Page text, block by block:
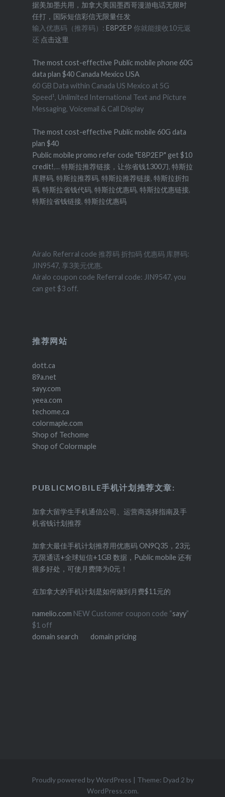
据美加墨共用，加拿大美国墨西哥漫游电话无限时
任打，国际短信彩信无限量任发
输入优惠码（推荐码）: E8P2EP 你就能接收10元返
还 点击这里
The most cost-effective Public mobile phone 60G
data plan $40 Canada Mexico USA
60 GB Data within Canada US Mexico at 5G
Speed¹, Unlimited International Text and Picture
Messaging, Voicemail & Call Display
The most cost-effective Public mobile 60G data
plan $40
Public mobile promo refer code "E8P2EP" get $10
credit!,... 特斯拉推荐链接，让你省钱1300刀, 特斯拉
库胖码, 特斯拉推荐码, 特斯拉推荐链接, 特斯拉折扣
码, 特斯拉省钱代码, 特斯拉优惠码, 特斯拉优惠链接,
特斯拉省钱链接, 特斯拉优惠码
Airalo Referral code 推荐码 折扣码 优惠码 库胖码:
JIN9547, 享3美元优惠.
Airalo coupon code Referral code: JIN9547. you
can get $3 off.
推荐网站
dott.ca
89a.net
sayy.com
yeea.com
techome.ca
colormaple.com
Shop of Techome
Shop of Colormaple
PUBLICMOBILE手机计划推荐文章:
加拿大留学生手机通信公司、运营商选择指南及手
机省钱计划推荐
加拿大最佳手机计划推荐用优惠码 ON9Q35，23元
无限通话+全球短信+1GB 数据，Public mobile 还有
很多好处，可使月费降为0元！
在加拿大的手机计划是如何做到月费$11元的
namelio.com NEW Customer coupon code “sayy”
$1 off
domain search
domain pricing
Proudly powered by WordPress
Theme: Dyad 2 by
WordPress.com.